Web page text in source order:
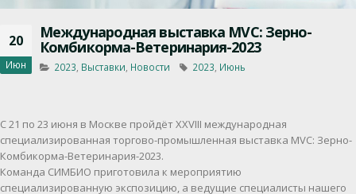
20
Июн
Международная выставка MVC: Зерно-
Комбикорма-Ветеринария-2023
2023 Выставки Новости 2023 Июнь
С 21 по 23 июня в Москве пройдёт XXVIII международная
специализированная торгово-промышленная выставка MVC: Зерно-
Комбикорма-Ветеринария-2023.
Команда СИМБИО приготовила к мероприятию
специализированную экспозицию, а ведущие специалисты нашего